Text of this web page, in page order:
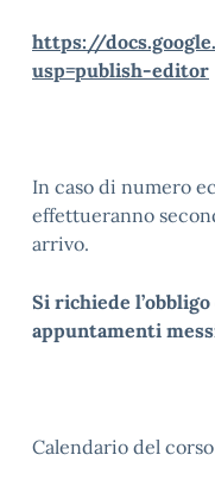
https://
usp=publish-editor
In caso di numero
effettueranno
arrivo.
Si richiede
appuntamenti
Calendario del